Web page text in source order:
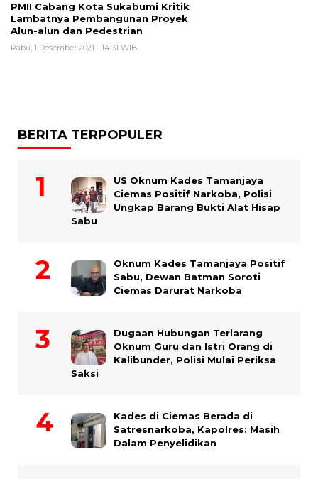
PMII Cabang Kota Sukabumi Kritik
Lambatnya Pembangunan Proyek
Alun-alun dan Pedestrian
Rabu, 1 Desember 2021 - 14:31 WIB
BERITA TERPOPULER
US Oknum Kades Tamanjaya
Ciemas Positif Narkoba, Polisi
Ungkap Barang Bukti Alat Hisap
Sabu
Oknum Kades Tamanjaya Positif
Sabu, Dewan Batman Soroti
Ciemas Darurat Narkoba
Dugaan Hubungan Terlarang
Oknum Guru dan Istri Orang di
Kalibunder, Polisi Mulai Periksa
Saksi
Kades di Ciemas Berada di
Satresnarkoba, Kapolres: Masih
Dalam Penyelidikan